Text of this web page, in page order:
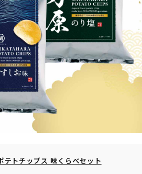
テトチップス 味くらべセット